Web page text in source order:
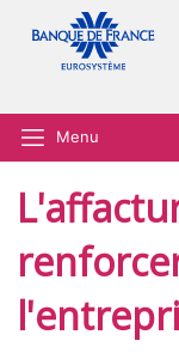
Aller au contenu
Menu